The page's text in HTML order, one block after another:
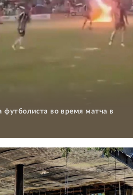
футболиста во время матча в